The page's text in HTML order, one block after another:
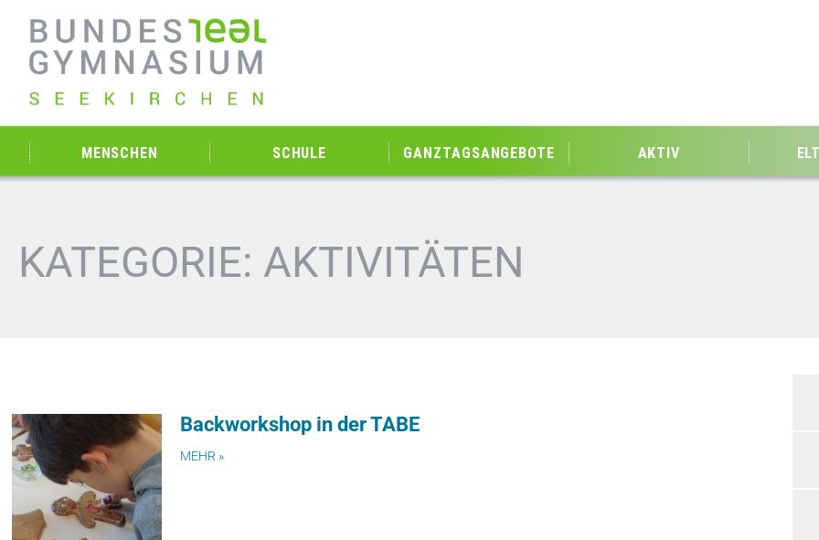
MENSCHEN SCHULE GANZTAGSANGEBOTE AKTIV
KATEGORIE: AKTIVITÄTEN
Backworkshop in der TABE
MEHR »